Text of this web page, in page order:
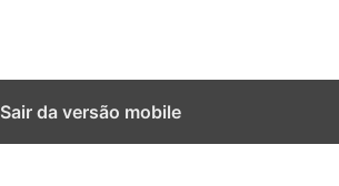
Sair da versão mobile